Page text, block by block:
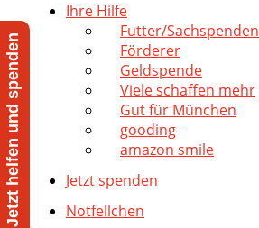
Ihre Hilfe
Futter/Sachspenden
Förderer
Geldspende
Viele schaffen mehr
Gut für München
gooding
amazon smile
Jetzt spenden
Notfellchen
Jetzt helfen und spenden